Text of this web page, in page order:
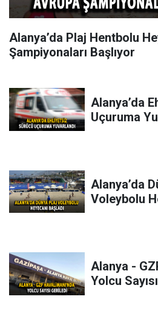
Alanya’da Plaj Hentbolu
Şampiyonaları Başlıyor
Alanya’da
Uçuruma
Alanya’da
Voleybolu
Alanya -
Yolcu